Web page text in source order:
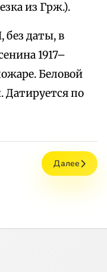
из Грж.).
даты, в
1917–
Беловой
Датируется по
Далее